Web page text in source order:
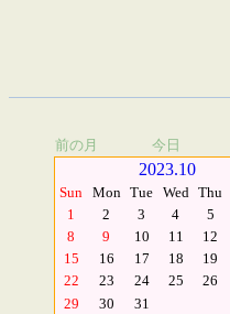
前の月 今日
2023.10
Sun Mon Tue Wed Thu
1
2 3 4 5
8
9 10 11 12
15
16 17 18 19
22
23 24 25 26
29
30 31